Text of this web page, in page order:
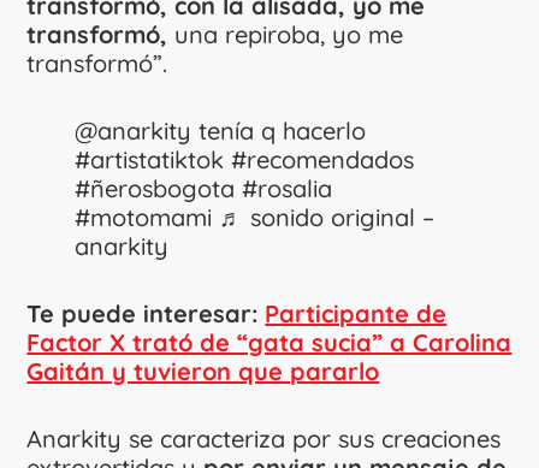
transformó, una repiroba, yo me
transformó”.
@anarkity tenía q hacerlo
#artistatiktok #recomendados
#ñerosbogota #rosalia
#motomami ♬ sonido original –
anarkity
Te puede interesar: Participante de
Factor X trató de “gata sucia” a Carolina
Gaitán y tuvieron que pararlo
Anarkity se caracteriza por sus creaciones